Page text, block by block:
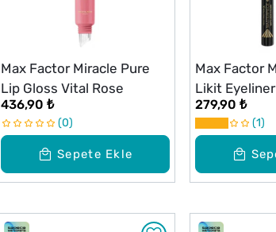
Sepete Ekle
Max Factor Miracle Pure
Lip Gloss Vital Rose
436,90 ₺
0
Max Factor
Likit
279,90 ₺
1